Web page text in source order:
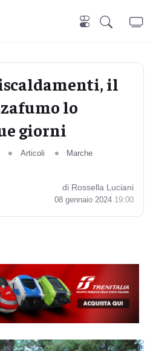
il
lo
giorni
Articoli
Marche
di Rossella Luciani
08 gennaio 2024 19:00